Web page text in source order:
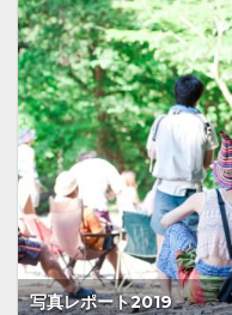
写真レポート2019